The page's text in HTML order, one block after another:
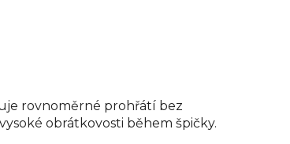
rovnoměrné prohřátí bez
obrátkovosti během špičky.